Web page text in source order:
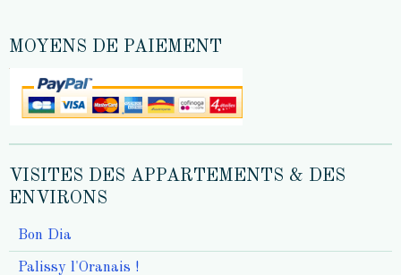
MOYENS DE PAIEMENT
VISITES DES APPARTEMENTS & DES
ENVIRONS
Bon Dia
Palissy l'Oranais !